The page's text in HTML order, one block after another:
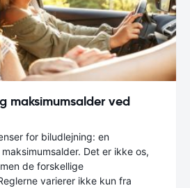
maksimumsalder ved
for biludlejning: en
Det er ikke os,
de forskellige
varierer ikke kun fra